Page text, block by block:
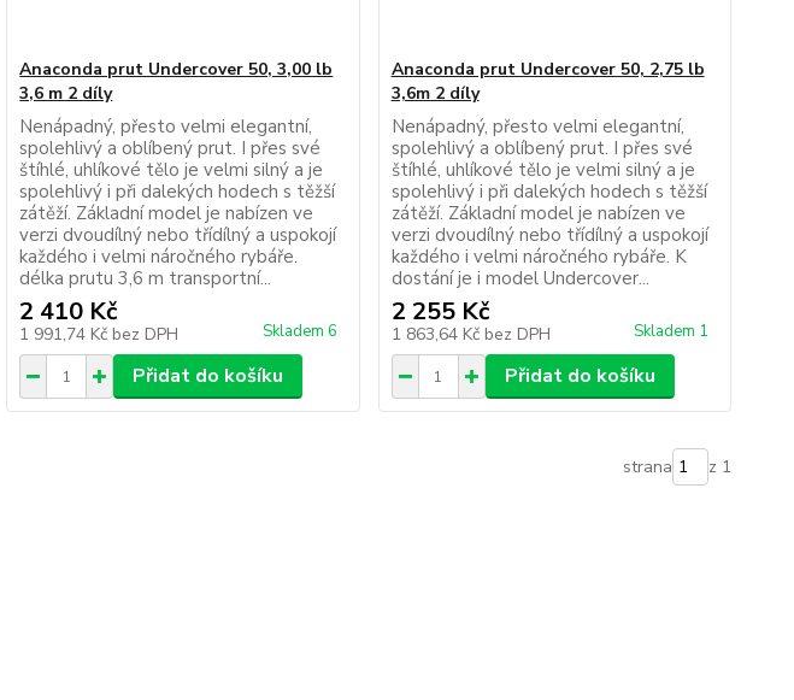
Anaconda prut Undercover 50, 3,00 lb
3,6 m 2 díly
Nenápadný, přesto velmi elegantní,
spolehlivý a oblíbený prut. I přes své
štíhlé, uhlíkové tělo je velmi silný a je
spolehlivý i při dalekých hodech s těžší
zátěží. Základní model je nabízen ve
verzi dvoudílný nebo třídílný a uspokojí
každého i velmi náročného rybáře.
délka prutu 3,6 m transportní...
2 410 Kč
1 991,74 Kč bez DPH Skladem 6
Přidat do košíku
Anaconda prut Undercover 50, 2,75 lb
3,6m 2 díly
Nenápadný, přesto velmi elegantní,
spolehlivý a oblíbený prut. I přes své
štíhlé, uhlíkové tělo je velmi silný a je
spolehlivý i při dalekých hodech s těžší
zátěží. Základní model je nabízen ve
verzi dvoudílný nebo třídílný a uspokojí
každého i velmi náročného rybáře. K
dostání je i model Undercover...
2 255 Kč
1 863,64 Kč bez DPH Skladem 1
Přidat do košíku
strana z 1